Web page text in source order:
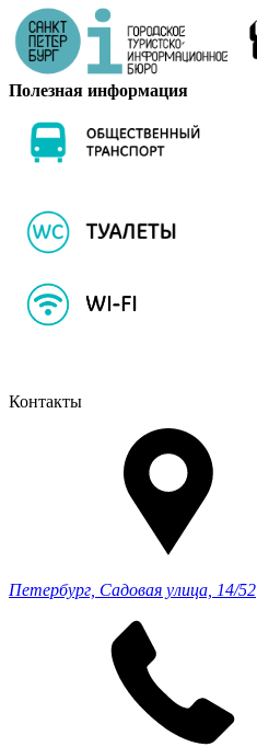
Полезная информация
Контакты
Петербург, Садовая улица, 14/52